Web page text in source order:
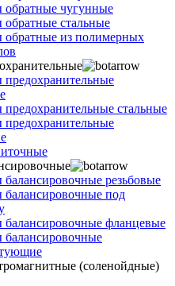
обратные чугунные
стальные
обратные из полимерных
стальные
резьбовые
под
фланцевые
(соленойдные)